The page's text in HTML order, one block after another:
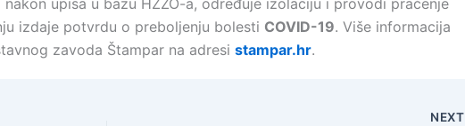
upisa u bazu HZZO-a, određuje izolaciju i provodi praćenje
izdaje potvrdu o preboljenju bolesti COVID-19. Više informacija
zavoda Štampar na adresi stampar.hr.
NEXT